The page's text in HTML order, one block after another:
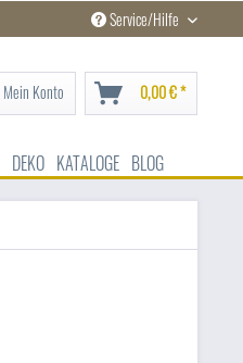
Service/Hilfe
Mein Konto 0,00 € *
DEKO KATALOGE BLOG